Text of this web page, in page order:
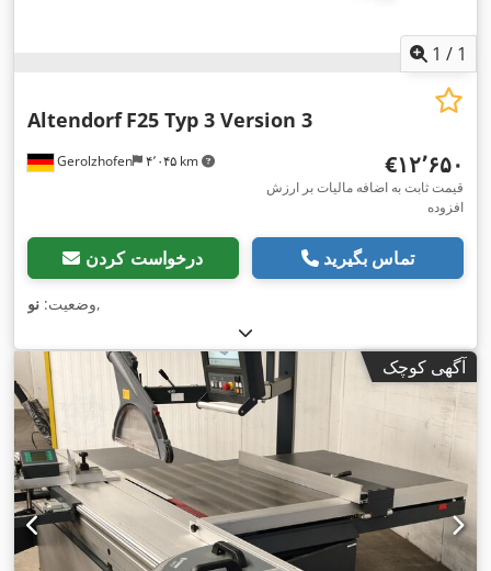
1 / 1
Gerolzhofen ۴٬۰۴۵ km
Altendorf F25 Typ 3 Version 3
‎€۱۲٬۶۵۰
قیمت ثابت به اضافه مالیات بر ارزش
افزوده
درخواست کردن تماس بگیرید
وضعیت: نو ,
آگهی کوچک